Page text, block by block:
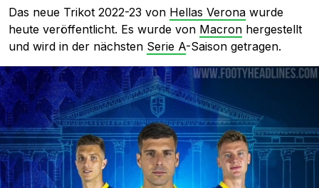
Das neue Trikot 2022-23 von Hellas Verona wurde
heute veröffentlicht. Es wurde von Macron hergestellt
und wird in der nächsten Serie A-Saison getragen.